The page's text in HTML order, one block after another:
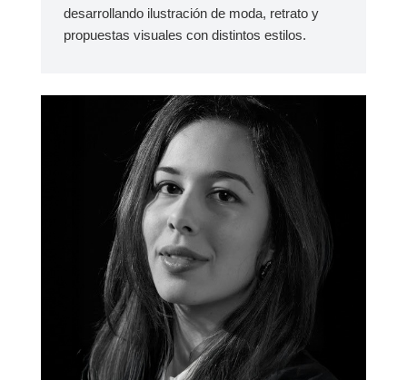
desarrollando ilustración de moda, retrato y
propuestas visuales con distintos estilos.